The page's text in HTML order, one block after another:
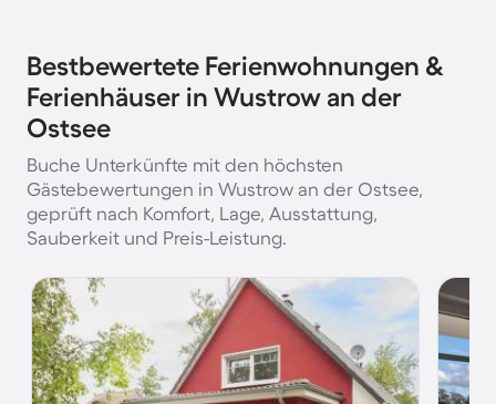
Bestbewertete Ferienwohnungen &
Ferienhäuser in Wustrow an der
Ostsee
Buche Unterkünfte mit den höchsten
Gästebewertungen in Wustrow an der Ostsee,
geprüft nach Komfort, Lage, Ausstattung,
Sauberkeit und Preis-Leistung.